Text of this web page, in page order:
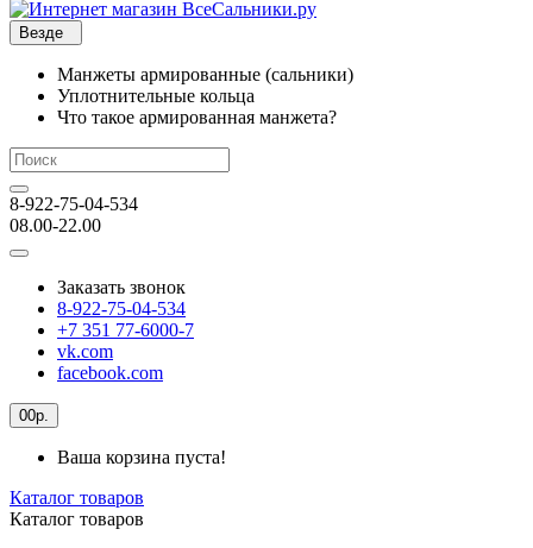
Везде
Манжеты армированные (сальники)
Уплотнительные кольца
Что такое армированная манжета?
8-922-75-04-534
08.00-22.00
Заказать звонок
8-922-75-04-534
+7 351 77-6000-7
vk.com
facebook.com
00р.
Ваша корзина пуста!
Каталог товаров
Каталог товаров